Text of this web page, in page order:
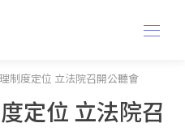
制度定位 立法院召開公聽會
定位 立法院召